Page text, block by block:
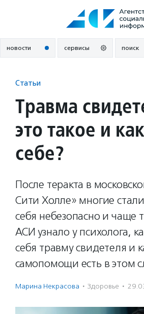
новости сервисы поиск
Статьи
Травма
это такое и
себе?
После теракта в
Сити Холле» многие
себя небезопасно и чаще
АСИ узнало у психолога,
себя травму свидетеля и
самопомощи есть в этом
Марина Некрасова · Здоровье ·